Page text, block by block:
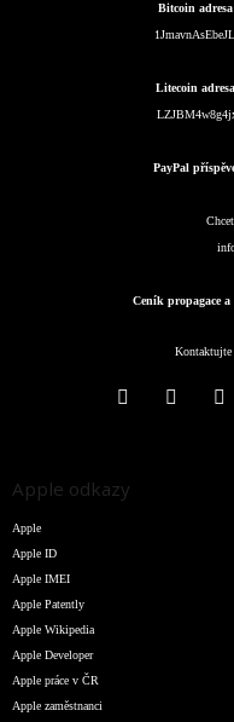
Bitcoin
Litecoin
PayPal
Ceník propagace
Kontaktujte
Apple odkazy
Apple
Apple ID
Apple IMEI
Apple Patently
Apple Wikipedia
Apple Developer
Apple práce v ČR
Apple zaměstnanci